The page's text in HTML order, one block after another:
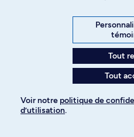
particularités
Découvrir les
en psychologie à
Tout
Tout
Voir notre politique de
d’utilisation